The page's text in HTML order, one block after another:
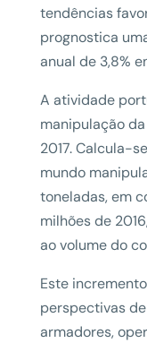
tendências
prognostica
anual de 3,8%
A atividade
manipulação
2017. Calcula-
mundo
toneladas, em
milhões de
ao volume do
Este
perspectivas
armadores,